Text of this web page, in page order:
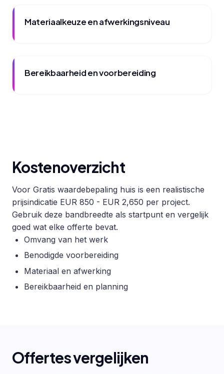
Materiaalkeuze en afwerkingsniveau
Bereikbaarheid en voorbereiding
Kostenoverzicht
Voor Gratis waardebepaling huis is een realistische
prijsindicatie EUR 850 - EUR 2,650 per project.
Gebruik deze bandbreedte als startpunt en vergelijk
goed wat elke offerte bevat.
Omvang van het werk
Benodigde voorbereiding
Materiaal en afwerking
Bereikbaarheid en planning
Offertes vergelijken